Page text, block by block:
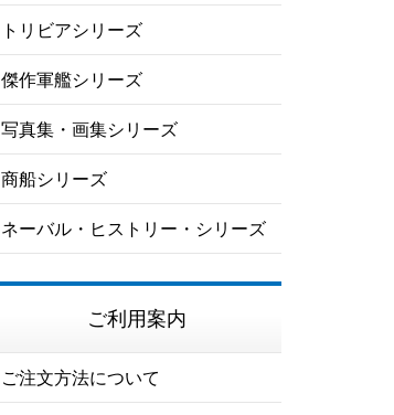
トリビアシリーズ
傑作軍艦シリーズ
写真集・画集シリーズ
商船シリーズ
ネーバル・ヒストリー・シリーズ
ご利用案内
ご注文方法について